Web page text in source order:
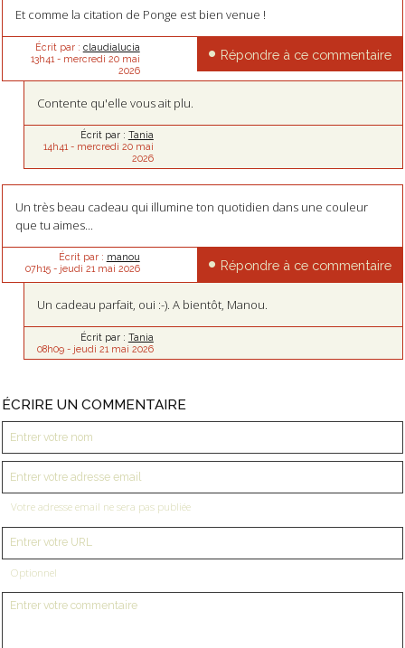
Et comme la citation de Ponge est bien venue !
Écrit par : claudialucia
13h41 - mercredi 20 mai
2026
Répondre à ce commentaire
Contente qu'elle vous ait plu.
Écrit par : Tania
14h41- mercredi 20 mai
2026
Un très beau cadeau qui illumine ton quotidien dans une couleur
que tu aimes...
Écrit par : manou
07h15- jeudi 21 mai 2026 Répondre à ce commentaire
Un cadeau parfait, oui :-). A bientôt, Manou.
Écrit par : Tania
08h09- jeudi 21 mai 2026
ÉCRIRE UN COMMENTAIRE
Votre adresse email ne sera pas publiée
Optionnel